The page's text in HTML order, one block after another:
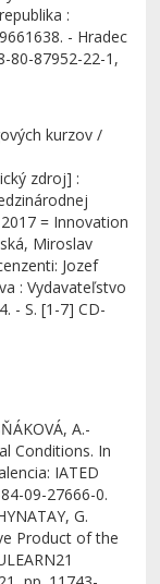
:
- Hradec
80-87952-22-1,
kurzov /
zdroj] :
= Innovation
Miroslav
Jozef
: Vydavateľstvo
- S. [1-7] CD-
A.-
Conditions. In
IATED
09-27666-0.
G.
Product of the